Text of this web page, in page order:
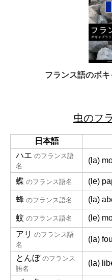
フランス語のボ
虫のフ
日本語
ハエ のフランス語
名
(la)
蝶 のフランス語名 (le)
蜂 のフランス語名 (la)
蚊 のフランス語名
(le)
アリ のフランス語
名
(la)
とんぼ のフランス
語名
(la)